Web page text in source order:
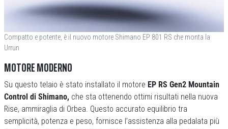
Compatto e potente, è il nuovo motore Shimano EP 801 RS che monta la
Urrun
MOTORE MODERNO
Su questo telaio è stato installato il motore EP RS Gen2 Mountain
Control di Shimano, che sta ottenendo ottimi risultati nella nuova
Rise, ammiraglia di Orbea. Questo accurato equilibrio tra
semplicità, potenza e peso, fornisce l’assistenza alla pedalata più